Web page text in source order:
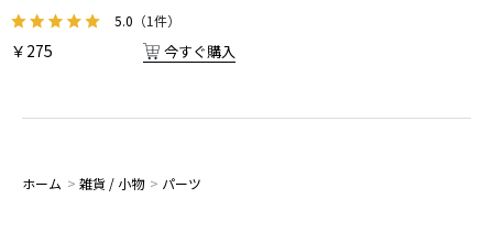
5.0 （1件）
￥275 今すぐ購入
ホーム > 雑貨 / 小物 > パーツ